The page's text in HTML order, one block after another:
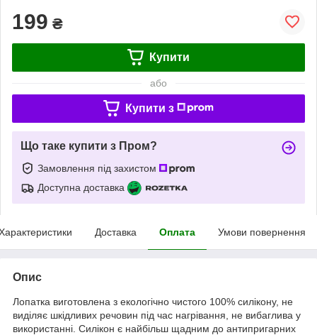
199 ₴
Купити
або
Купити з
Що таке купити з Пром?
Замовлення під захистом
Доступна доставка
Доставка Оплата Умови повернення
Опис
Лопатка виготовлена з екологічно чистого 100% силікону, не
виділяє шкідливих речовин під час нагрівання, не вибаглива у
використанні. Силікон є найбільш щадним до антипригарних